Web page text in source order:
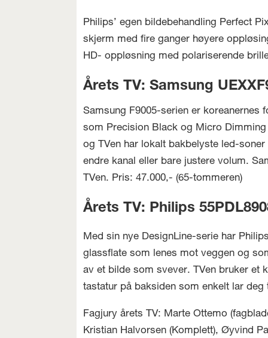
Philips’ egen bildebehandling Perfect
skjerm med fire ganger høyere
HD- oppløsning med polariserende
Årets TV: Samsung
Samsung F9005-serien er
som Precision Black og Micro
og TVen har lokalt bakbelyste led-
endre kanal eller bare justere volum.
TVen. Pris: 47.000,- (65-tommeren)
Årets TV: Philips
Med sin nye DesignLine-serie har
glassflate som lenes mot veggen og
av et bilde som svever. TVen bruker et
tastatur på baksiden som enkelt lar
Fagjury årets TV: Marte Ottemo
Kristian Halvorsen (Komplett), Øyvind